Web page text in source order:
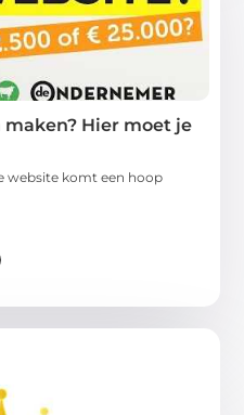
Hier moet je
website komt een hoop